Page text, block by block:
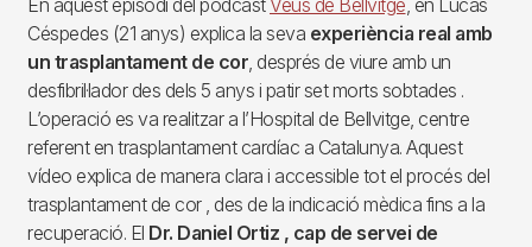
En aquest episodi del pòdcast Veus de Bellvitge, en Lucas
Céspedes (21 anys) explica la seva experiència real amb
un trasplantament de cor, després de viure amb un
desfibril·lador des dels 5 anys i patir set morts sobtades .
L’operació es va realitzar a l’Hospital de Bellvitge, centre
referent en trasplantament cardíac a Catalunya. Aquest
vídeo explica de manera clara i accessible tot el procés del
trasplantament de cor , des de la indicació mèdica fins a la
recuperació. El Dr. Daniel Ortiz , cap de servei de